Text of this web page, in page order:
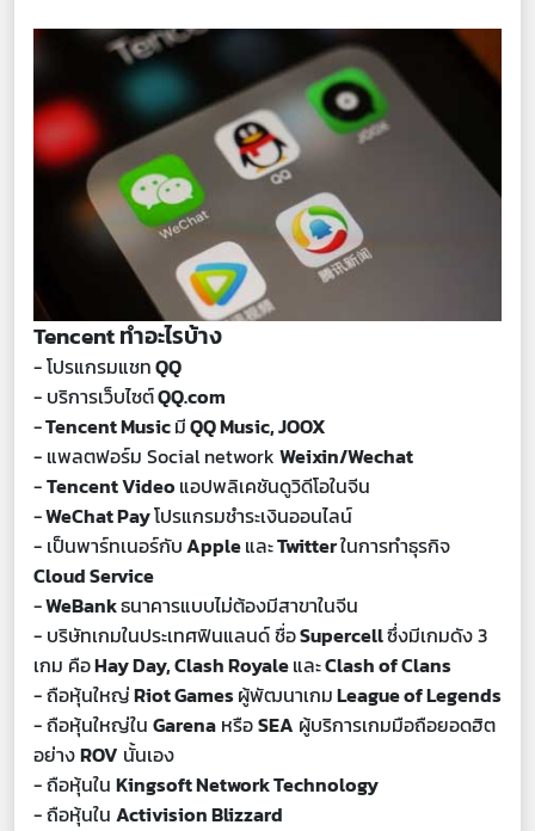
Tencent ทำอะไรบ้าง
- โปรแกรมแชทQQ
- บริการเว็บไซต์QQ.com
-Tencent MusicมีQQ Music, JOOX
- แพลตฟอร์ม Social network Weixin/Wechat
-Tencent Video แอปพลิเคชันดูวิดีโอในจีน
-WeChat Payโปรแกรมชำระเงินออนไลน์
- เป็นพาร์ทเนอร์กับAppleและTwitterในการทำธุรกิจ
Cloud Service
-WeBankธนาคารแบบไม่ต้องมีสาขาในจีน
- บริษัทเกมในประเทศฟินแลนด์ชื่อSupercellซึ่งมีเกมดัง3
เกม คือHay Day, Clash RoyaleและClash of Clans
- ถือหุ้นใหญ่Riot Gamesผู้พัฒนาเกมLeague of Legends
- ถือหุ้นใหญ่ใน Garena หรือSEA ผู้บริการเกมมือถือยอดฮิต
อย่างROV นั้นเอง
- ถือหุ้นใน Kingsoft Network Technology
- ถือหุ้นใน Activision Blizzard